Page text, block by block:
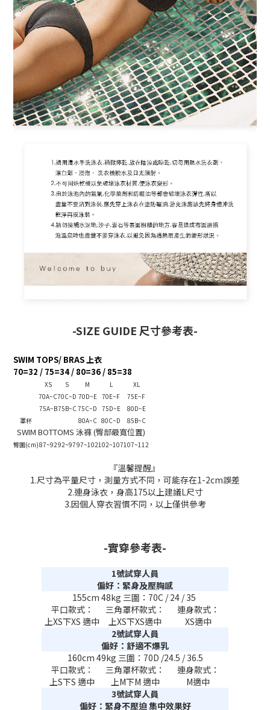
-SIZE GUIDE 尺寸參考表-
SWIM TOPS/ BRAS 上衣
70=32 / 75=34 / 80=36 / 85=38
罩杯
XS S M L
XL
70A~C70C~D 70D~E 70E~F
75E~F
75A~B75B~C75C~D 75D~E
80D~E
80A~C 80C~D 85B~C
SWIM BOTTOMS 泳褲 (臀部最寬位置)
臀圍(cm)87~9292~9797~102102~107107~112
『溫馨提醒』
1.尺寸為平量尺寸，測量方式不同，可能存在1-2cm誤差
2.連身泳衣，身高175以上建議L尺寸
3.因個人穿衣習慣不同，以上僅供參考
-實穿參考表-
1號試穿人員
偏好：緊身及壓胸感
155cm 48kg 三圍：70C / 24 / 35
平口款式：
三角罩杯款式：
連身款式：
上XS下XS 適中
上XS下XS適中
XS適中
2號試穿人員
偏好：舒適不爆乳
160cm 49kg 三圍：70D /24.5 / 36.5
平口款式：
三角罩杯款式：
連身款式：
上S下S 適中
上M下M 適中
M適中
3號試穿人員
偏好：緊身不壓迫 集中效果好